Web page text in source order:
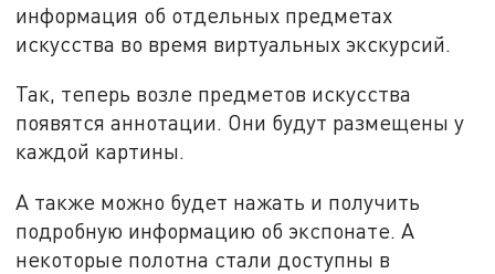
информация об отдельных предметах
искусства во время виртуальных экскурсий.
Так, теперь возле предметов искусства
появятся аннотации. Они будут размещены у
каждой картины.
А также можно будет нажать и получить
подробную информацию об экспонате. А
некоторые полотна стали доступны в